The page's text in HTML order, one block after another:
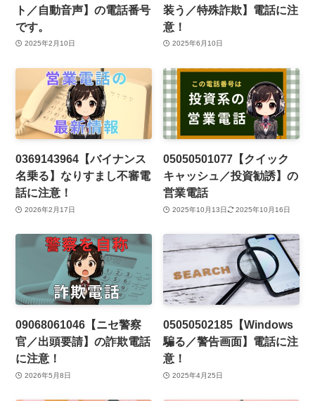
ト／自動音声】の電話番号
です。
2025年2月10日
装う／特殊詐欺】電話に注
意！
2025年6月10日
0369143964【バイナンス
名乗る】なりすまし不審電
話に注意！
2026年2月17日
05050501077【クイック
キャッシュ／投資勧誘】の
営業電話
2025年10月13日 2025年10月16日
09068061046【ニセ警察
官／出頭要請】の詐欺電話
に注意！
2026年5月8日
05050502185【Windows
騙る／警告画面】電話に注
意！
2025年4月25日